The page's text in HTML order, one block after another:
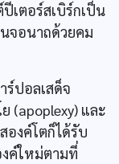
เตอร์สเบิร์กเป็น
จอนาถด้วยคม
ร์ปอลเสด็จ
(apoplexy) และ
องค์โตก็ได้รับ
ค์ใหม่ตามที่